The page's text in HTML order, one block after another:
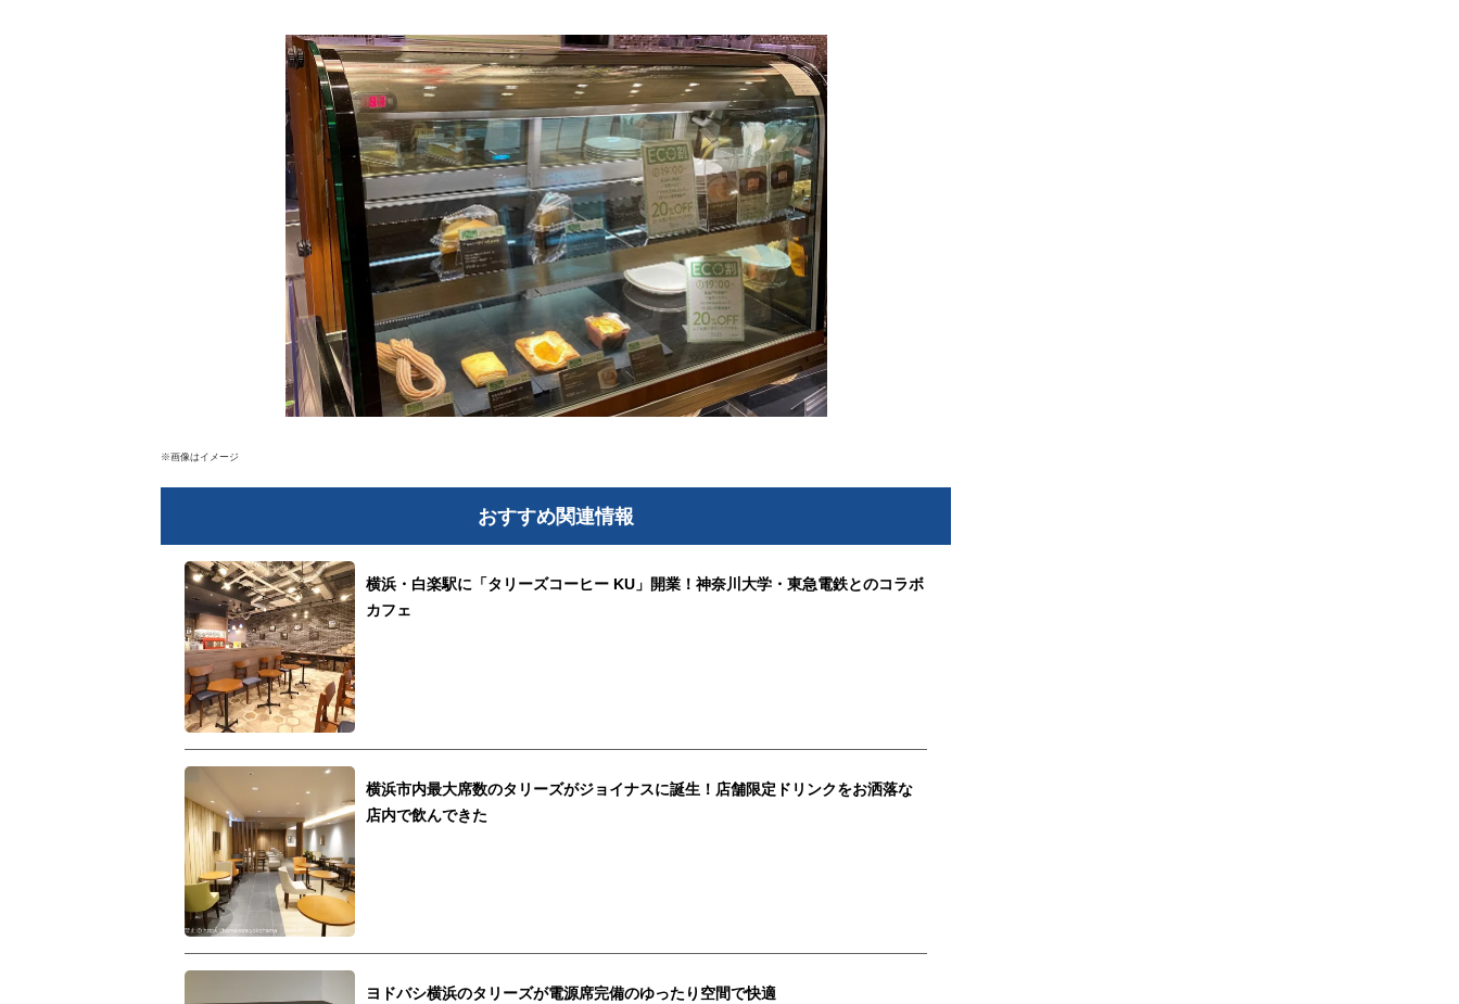
※画像はイメージ
おすすめ関連情報
横浜・白楽駅に「タリーズコーヒー KU」開業！神奈川大学・東急電鉄とのコラボ
カフェ
横浜市内最大席数のタリーズがジョイナスに誕生！店舗限定ドリンクをお洒落な
店内で飲んできた
ヨドバシ横浜のタリーズが電源席完備のゆったり空間で快適